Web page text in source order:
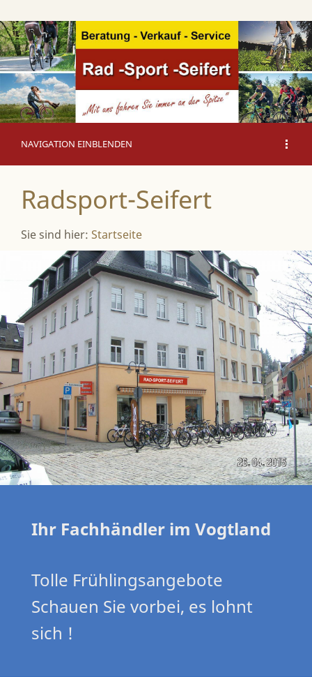
NAVIGATION EINBLENDEN
Radsport-Seifert
Sie sind hier: Startseite
Ihr Fachhändler im Vogtland
Tolle Frühlingsangebote
Schauen Sie vorbei, es lohnt
sich !